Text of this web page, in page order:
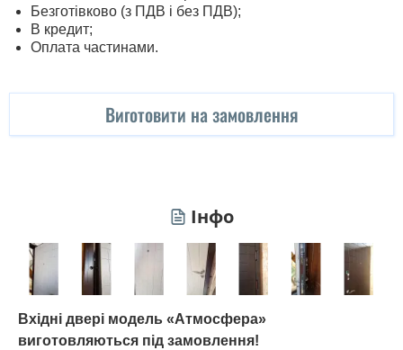
Безготівково (з ПДВ і без ПДВ);
В кредит;
Оплата частинами.
Виготовити на замовлення
Інфо
Вхідні двері модель «Атмосфера»
виготовляються під замовлення!